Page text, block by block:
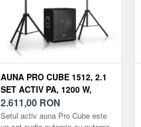
AUNA PRO CUBE 1512, 2.1
SET ACTIV PA, 1200 W,
SUBWOOFER DE 15 ",
DIFUZOR 2 X 12"
2.611,00 RON
Setul activ auna Pro Cube este